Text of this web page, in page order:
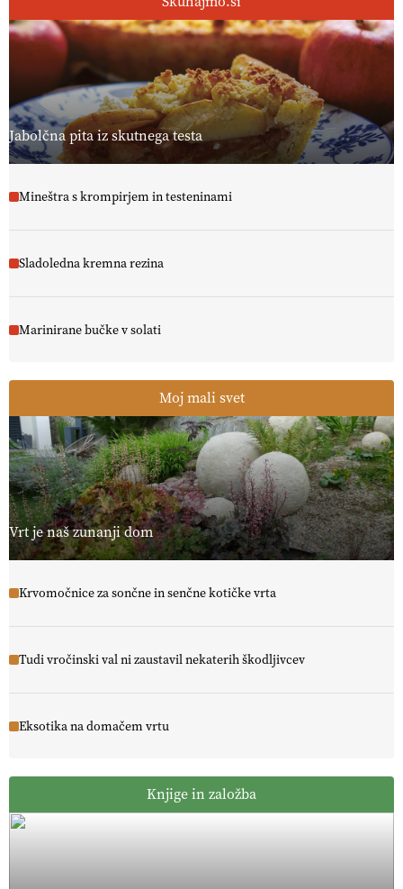
Jabolčna pita iz skutnega testa
Mineštra s krompirjem in testeninami
Sladoledna kremna rezina
Marinirane bučke v solati
Moj mali svet
Vrt je naš zunanji dom
Krvomočnice za sončne in senčne kotičke vrta
Tudi vročinski val ni zaustavil nekaterih škodljivcev
Eksotika na domačem vrtu
Knjige in založba